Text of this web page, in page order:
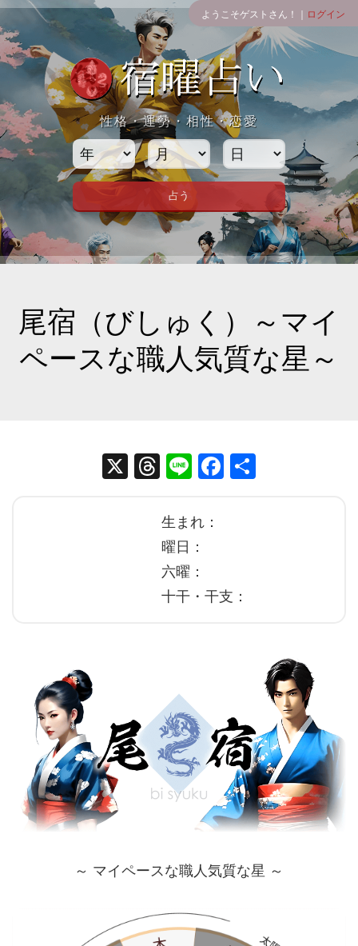
ようこそゲストさん！｜ ログイン
性格・運勢・相性・恋愛
尾宿（びしゅく）～マイ
ペースな職人気質な星～
X
T
ea
ds
Li
Fa
生まれ：
曜日：
六曜：
十干・干支：
～ マイペースな職人気質な星 ～